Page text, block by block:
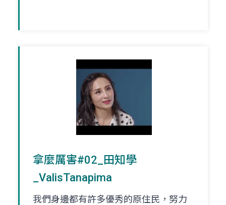
拿麼厲害#02_田知學
_ValisTanapima
我們身邊都有許多優秀的原住民，努力